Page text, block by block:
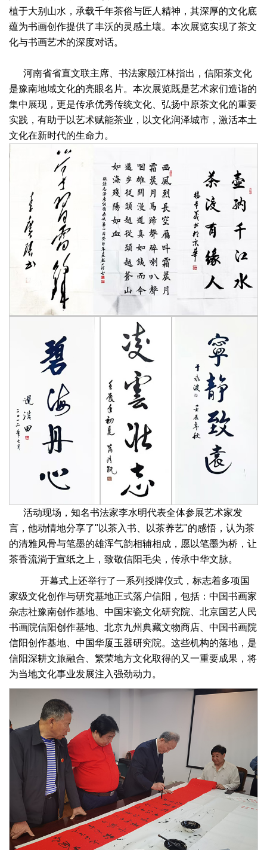
植于大别山水，承载千年茶俗与匠人精神，其深厚的文化底
蕴为书画创作提供了丰沃的灵感土壤。本次展览实现了茶文
化与书画艺术的深度对话。
河南省省直文联主席、书法家殷江林指出，信阳茶文化
是豫南地域文化的亮眼名片。本次展览既是艺术家们造诣的
集中展现，更是传承优秀传统文化、弘扬中原茶文化的重要
实践，有助于以艺术赋能茶业，以文化润泽城市，激活本土
文化在新时代的生命力。
活动现场，知名书法家李水明代表全体参展艺术家发
言，他动情地分享了"以茶入书、以茶养艺"的感悟，认为茶
的清雅风骨与笔墨的雄浑气韵相辅相成，愿以笔墨为桥，让
茶香流淌于宣纸之上，致敬信阳毛尖，传承中华文脉。
开幕式上还举行了一系列授牌仪式，标志着多项国
家级文化创作与研究基地正式落户信阳，包括：中国书画家
杂志社豫南创作基地、中国宋瓷文化研究院、北京国艺人民
书画院信阳创作基地、北京九州典藏文物商店、中国书画院
信阳创作基地、中国华厦玉器研究院。这些机构的落地，是
信阳深耕文旅融合、繁荣地方文化取得的又一重要成果，将
为当地文化事业发展注入强劲动力。